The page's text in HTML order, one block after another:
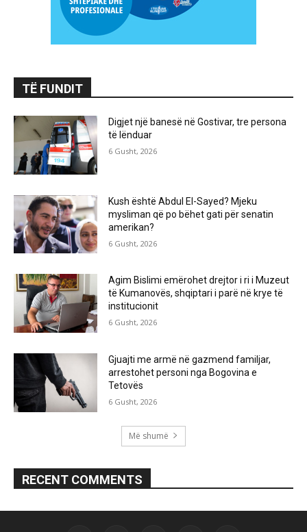
TË FUNDIT
Digjet një banesë në Gostivar, tre persona
të lënduar
6 Gusht, 2026
Kush është Abdul El-Sayed? Mjeku
mysliman që po bëhet gati për senatin
amerikan?
6 Gusht, 2026
Agim Bislimi emërohet drejtor i ri i Muzeut
të Kumanovës, shqiptari i parë në krye të
institucionit
6 Gusht, 2026
Gjuajti me armë në gazmend familjar,
arrestohet personi nga Bogovina e
Tetovës
6 Gusht, 2026
Më shumë
RECENT COMMENTS